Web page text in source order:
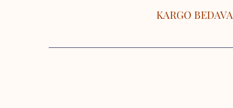
KARGO BEDAVA